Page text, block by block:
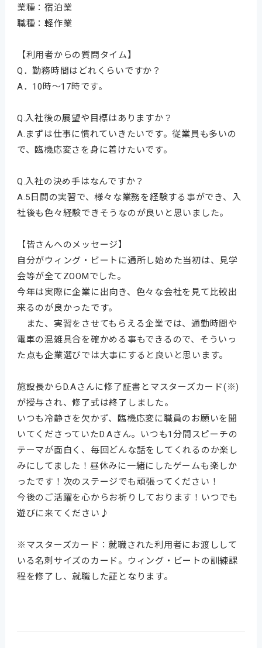
業種：宿泊業
職種：軽作業
【利用者からの質問タイム】
Q．勤務時間はどれくらいですか？
A．10時～17時です。
Q.入社後の展望や目標はありますか？
A.まずは仕事に慣れていきたいです。従業員も多いの
で、臨機応変さを身に着けたいです。
Q.入社の決め手はなんですか？
A.5日間の実習で、様々な業務を経験する事ができ、入
社後も色々経験できそうなのが良いと思いました。
【皆さんへのメッセージ】
自分がウィング・ビートに通所し始めた当初は、見学
会等が全てZOOMでした。
今年は実際に企業に出向き、色々な会社を見て比較出
来るのが良かったです。
また、実習をさせてもらえる企業では、通勤時間や
電車の混雑具合を確かめる事もできるので、そういっ
た点も企業選びでは大事にすると良いと思います。
施設長からD.Aさんに修了証書とマスターズカード(※)
が授与され、修了式は終了しました。
いつも冷静さを欠かず、臨機応変に職員のお願いを聞
いてくださっていたD.Aさん。いつも1分間スピーチの
テーマが面白く、毎回どんな話をしてくれるのか楽し
みにしてました！昼休みに一緒にしたゲームも楽しか
ったです！次のステージでも頑張ってください！
今後のご活躍を心からお祈りしております！いつでも
遊びに来てください♪
※マスターズカード：就職された利用者にお渡しして
いる名刺サイズのカード。ウィング・ビートの訓練課
程を修了し、就職した証となります。